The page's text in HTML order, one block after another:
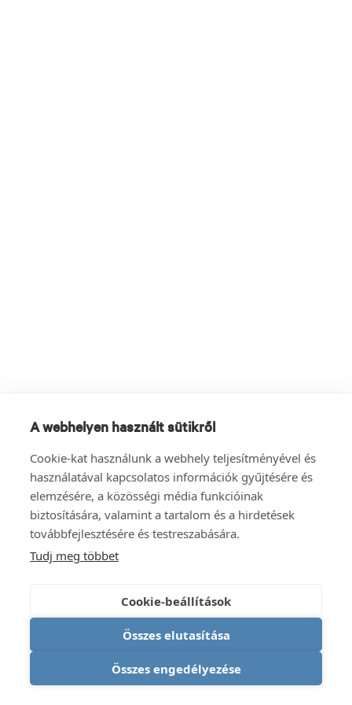
A webhelyen használt sütikről
Cookie-kat használunk a webhely teljesítményével és
használatával kapcsolatos információk gyűjtésére és
elemzésére, a közösségi média funkcióinak
biztosítására, valamint a tartalom és a hirdetések
továbbfejlesztésére és testreszabására.
Tudj meg többet
Cookie-beállítások
Összes elutasítása
Összes engedélyezése